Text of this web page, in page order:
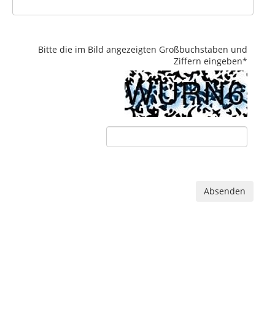
Bitte die im Bild angezeigten Großbuchstaben und
Ziffern eingeben*
Absenden